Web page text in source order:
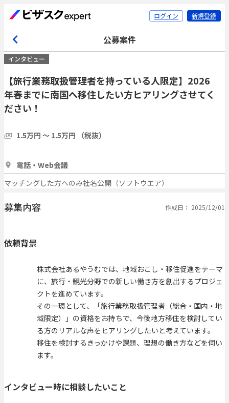
ログイン 新規登録
公募案件
インタビュー
【旅行業務取扱管理者を持っている人限定】2026
年春までに南国へ移住したい方ヒアリングさせてく
ださい！
1.5万円 〜 1.5万円 （税抜）
電話・Web会議
マッチングした方へのみ社名公開（ソフトウエア）
募集内容 作成日： 2025/12/01
依頼背景
株式会社あるやうむでは、地域おこし・移住促進をテーマ
に、旅行・観光分野での新しい働き方を創出するプロジェ
クトを進めています。
その一環として、「旅行業務取扱管理者（総合・国内・地
域限定）」の資格をお持ちで、今後地方移住を検討してい
る方のリアルな声をヒアリングしたいと考えています。
移住を検討するきっかけや課題、理想の働き方などを伺い
ます。
インタビュー時に相談したいこと